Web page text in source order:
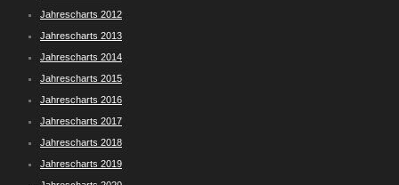
Jahrescharts 2012
Jahrescharts 2013
Jahrescharts 2014
Jahrescharts 2015
Jahrescharts 2016
Jahrescharts 2017
Jahrescharts 2018
Jahrescharts 2019